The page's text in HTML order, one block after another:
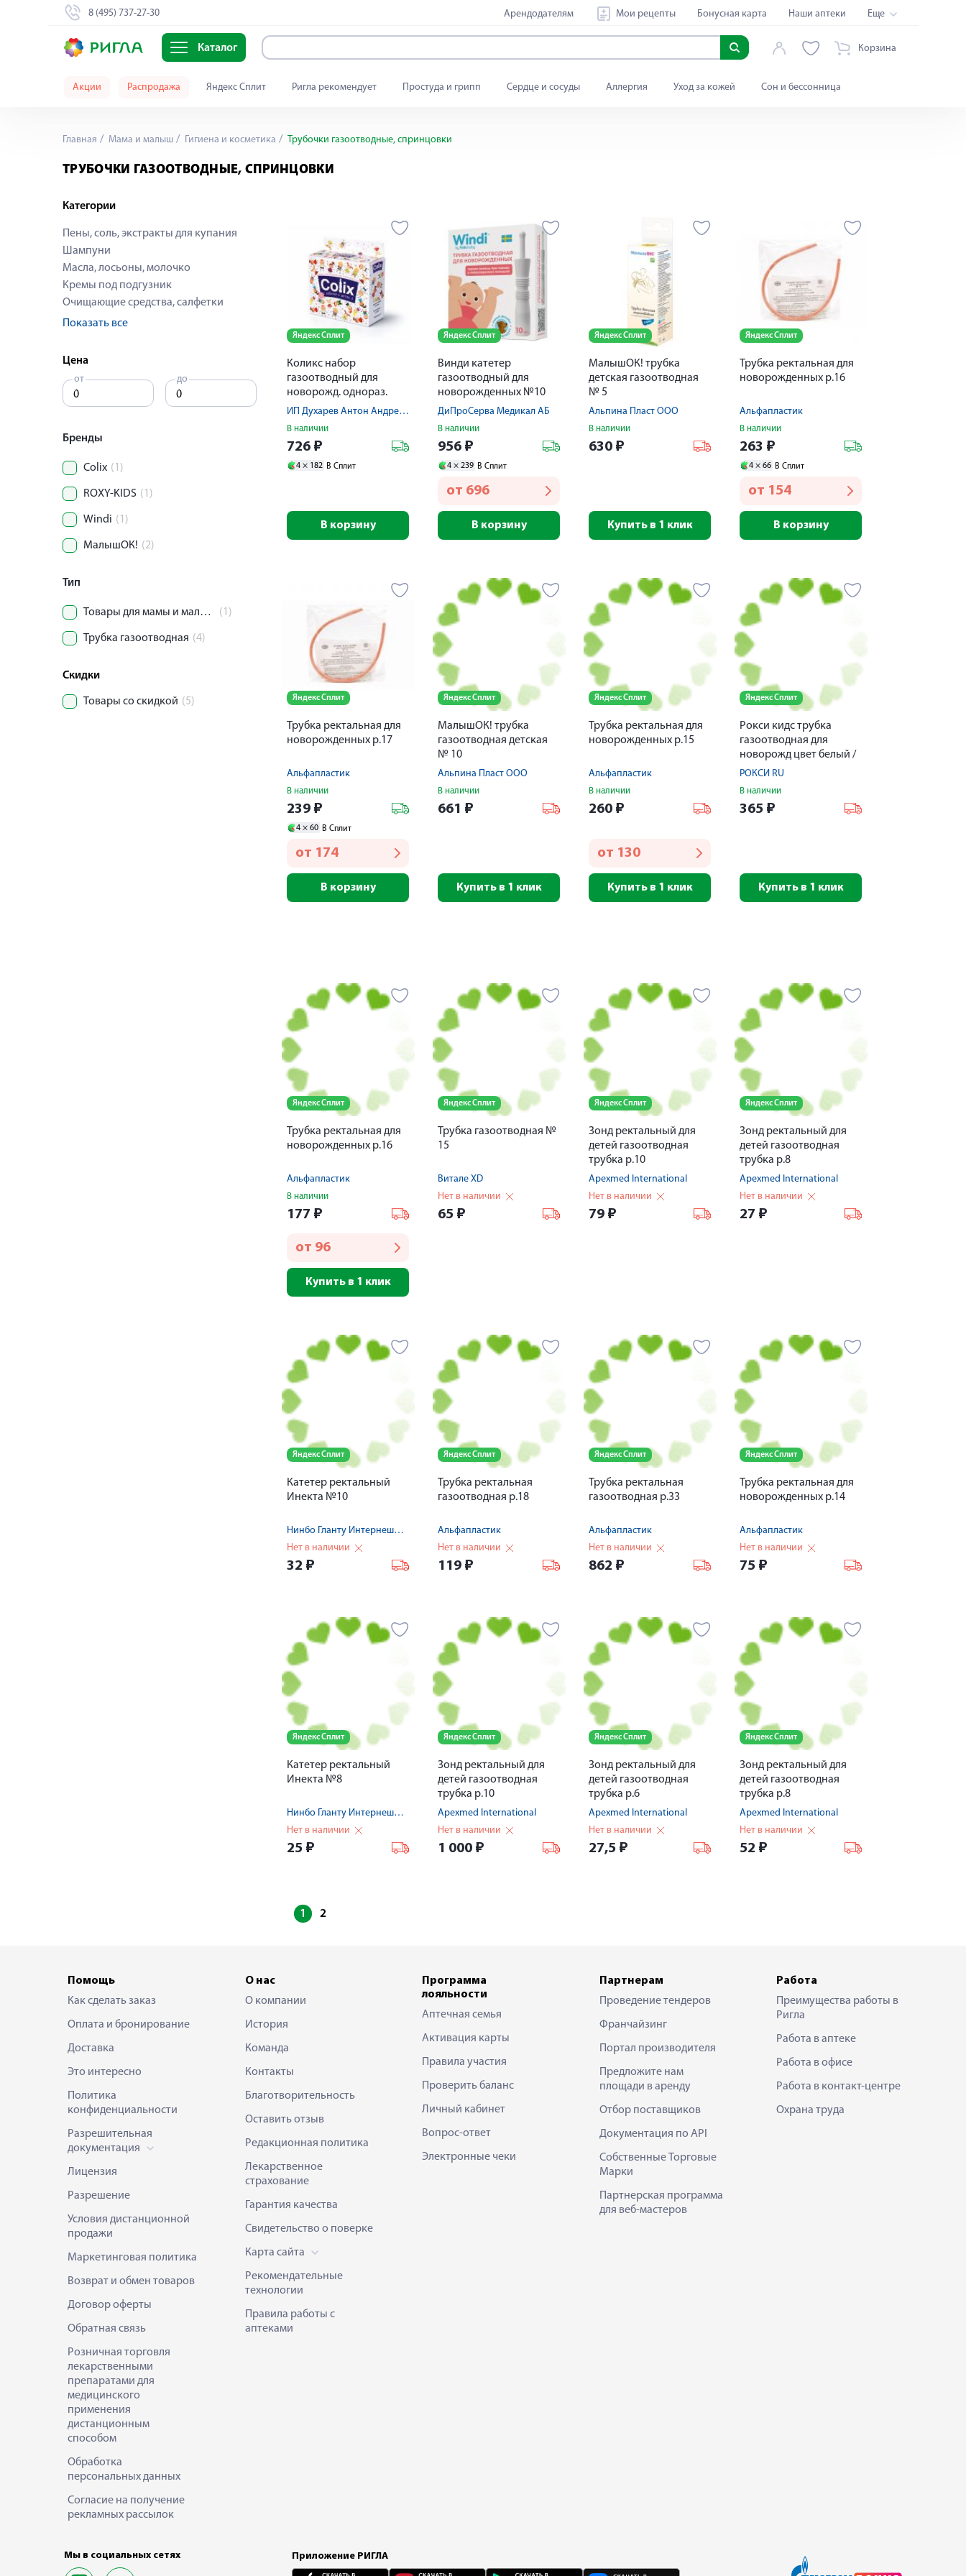
8 (495) 737-27-30 Арендодателям Мои рецепты Бонусная карта Наши аптеки Еще
Каталог Корзина
Акции Распродажа Яндекс Сплит Ригла рекомендует Простуда и грипп Сердце и сосуды Аллергия Уход за кожей Сон и бессонница
Главная Мама и малыш Гигиена и косметика Трубочки газоотводные, спринцовки
ТРУБОЧКИ ГАЗООТВОДНЫЕ, СПРИНЦОВКИ
Категории
Пены, соль, экстракты для купания
Шампуни
Масла, лосьоны, молочко
Кремы под подгузник
Очищающие средства, салфетки
Показать все
Цена
от до
Бренды
Colix (1)
ROXY-KIDS (1)
Windi (1)
МалышОК! (2)
Тип
Товары для мамы и малыша. (1)
Трубка газоотводная (4)
Скидки
Товары со скидкой (5)
Яндекс Сплит
Коликс набор
газоотводный для
новорожд. однораз.
нестерил. № 10
ИП Духарев Антон Андреевич
В наличии
726 ₽
4 × 182 В Сплит
В корзину
Яндекс Сплит
Винди катетер
газоотводный для
новорожденных №10
ДиПроСерва Медикал АБ
В наличии
956 ₽
4 × 239 В Сплит
от 696
В корзину
Яндекс Сплит
МалышОК! трубка
детская газоотводная
№ 5
Альпина Пласт ООО
В наличии
630 ₽
Купить в 1 клик
Яндекс Сплит
Трубка ректальная для
новорожденных р.16
Альфапластик
В наличии
263 ₽
4 × 66 В Сплит
от 154
В корзину
Яндекс Сплит
Трубка ректальная для
новорожденных р.17
Альфапластик
В наличии
239 ₽
4 × 60 В Сплит
от 174
В корзину
Яндекс Сплит
МалышОК! трубка
газоотводная детская
№ 10
Альпина Пласт ООО
В наличии
661 ₽
Купить в 1 клик
Яндекс Сплит
Трубка ректальная для
новорожденных р.15
Альфапластик
В наличии
260 ₽
от 130
Купить в 1 клик
Яндекс Сплит
Рокси кидс трубка
газоотводная для
новорожд цвет белый /
RTW-2W
РОКСИ RU
В наличии
365 ₽
Купить в 1 клик
Яндекс Сплит
Трубка ректальная для
новорожденных р.16
Альфапластик
В наличии
177 ₽
от 96
Купить в 1 клик
Яндекс Сплит
Трубка газоотводная №
15
Витале XD
Нет в наличии
65 ₽
Яндекс Сплит
Зонд ректальный для
детей газоотводная
трубка р.10
Apexmed International
Нет в наличии
79 ₽
Яндекс Сплит
Зонд ректальный для
детей газоотводная
трубка р.8
Apexmed International
Нет в наличии
27 ₽
Яндекс Сплит
Катетер ректальный
Инекта №10
Нинбо Гланту Интернешнл Трейд Ко., ЛТД
Нет в наличии
32 ₽
Яндекс Сплит
Трубка ректальная
газоотводная р.18
Альфапластик
Нет в наличии
119 ₽
Яндекс Сплит
Трубка ректальная
газоотводная р.33
Альфапластик
Нет в наличии
862 ₽
Яндекс Сплит
Трубка ректальная для
новорожденных р.14
Альфапластик
Нет в наличии
75 ₽
Яндекс Сплит
Катетер ректальный
Инекта №8
Нинбо Гланту Интернешнл Трейд Ко., ЛТД
Нет в наличии
25 ₽
Яндекс Сплит
Зонд ректальный для
детей газоотводная
трубка р.10
Apexmed International
Нет в наличии
1 000 ₽
Яндекс Сплит
Зонд ректальный для
детей газоотводная
трубка р.6
Apexmed International
Нет в наличии
27,5 ₽
Яндекс Сплит
Зонд ректальный для
детей газоотводная
трубка р.8
Apexmed International
Нет в наличии
52 ₽
1 2
Помощь
Как сделать заказ
Оплата и бронирование
Доставка
Это интересно
Политика
конфиденциальности
Разрешительная
документация
Лицензия
Разрешение
Условия дистанционной
продажи
Маркетинговая политика
Возврат и обмен товаров
Договор оферты
Обратная связь
Розничная торговля
лекарственными
препаратами для
медицинского
применения
дистанционным
способом
Обработка
персональных данных
Согласие на получение
рекламных рассылок
О нас
О компании
История
Команда
Контакты
Благотворительность
Оставить отзыв
Редакционная политика
Лекарственное
страхование
Гарантия качества
Свидетельство о поверке
Карта сайта
Рекомендательные
технологии
Правила работы с
аптеками
Программа
лояльности
Аптечная семья
Активация карты
Правила участия
Проверить баланс
Личный кабинет
Вопрос-ответ
Электронные чеки
Партнерам
Проведение тендеров
Франчайзинг
Портал производителя
Предложите нам
площади в аренду
Отбор поставщиков
Документация по API
Собственные Торговые
Марки
Партнерская программа
для веб-мастеров
Работа
Преимущества работы в
Ригла
Работа в аптеке
Работа в офисе
Работа в контакт-центре
Охрана труда
Мы в социальных сетях Приложение РИГЛА